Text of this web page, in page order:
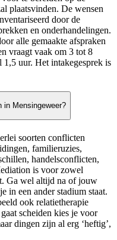
plaatsvinden. De wensen
door de
en onderhandelingen.
alle gemaakte afspraken
vraagt vaak om 3 tot 8
1,5 uur. Het intakegesprek is
in Mensingeweer?
soorten conflicten
familieruzies,
handelsconflicten,
is voor zowel
Ga wel altijd na of jouw
in een ander stadium staat.
ook relatietherapie
scheiden kies je voor
dingen zijn al erg ‘heftig’,